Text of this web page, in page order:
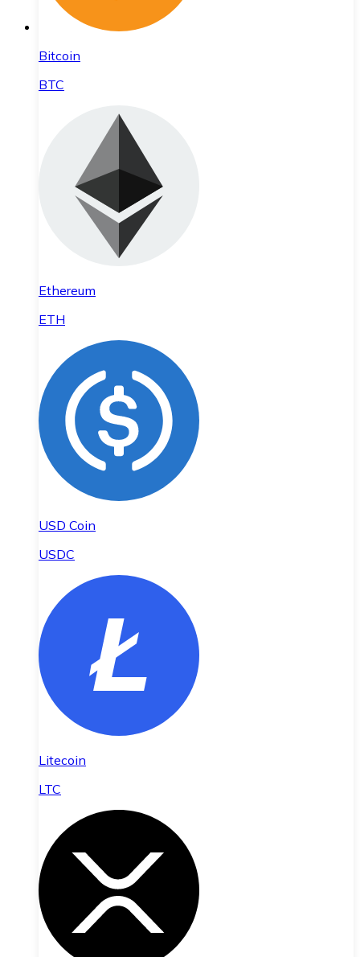
Bitcoin
BTC
Ethereum
ETH
USD Coin
USDC
Litecoin
LTC